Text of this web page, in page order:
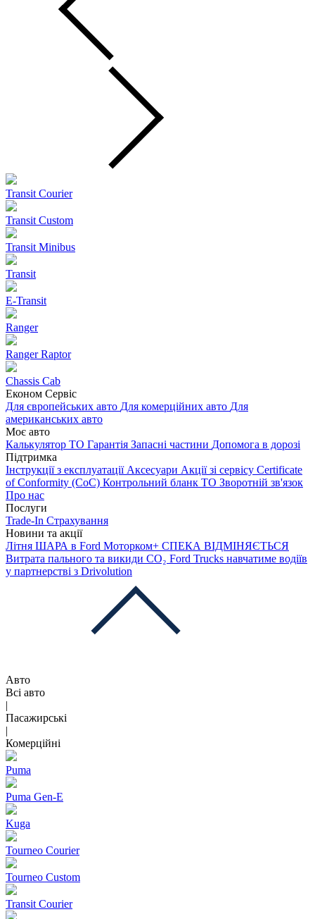
Transit Courier
Transit Custom
Transit Minibus
Transit
E-Transit
Ranger
Ranger Raptor
Chassis Cab
Економ Сервіс
Для європейських авто Для комерційних авто Для
американських авто
Моє авто
Калькулятор ТО Гарантія Запасні частини Допомога в дорозі
Підтримка
Інструкції з експлуатації Аксесуари Акції зі сервісу Certificate
of Conformity (CoC) Контрольний бланк ТО Зворотній зв'язок
Про нас
Послуги
Trade-In Страхування
Новини та акції
Літня ШАРА в Ford Моторком+ СПЕКА ВІДМІНЯЄТЬСЯ
Витрата пального та викиди CO₂ Ford Trucks навчатиме водіїв
у партнерстві з Drivolution
Авто
Всі авто
|
Пасажирські
|
Комерційні
Puma
Puma Gen‑E
Kuga
Tourneo Courier
Tourneo Custom
Transit Courier